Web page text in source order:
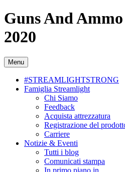
Guns And
2020
Menu
#STREAMLIGHTSTRONG
Famiglia Streamlight
Chi Siamo
Feedback
Acquista attrezzatura
Registrazione del
Carriere
Notizie & Eventi
Tutti i blog
Comunicati stampa
In primo piano in